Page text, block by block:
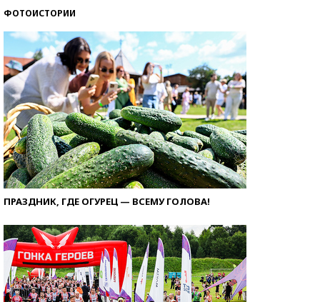
ФОТОИСТОРИИ
ПРАЗДНИК, ГДЕ ОГУРЕЦ — ВСЕМУ ГОЛОВА!